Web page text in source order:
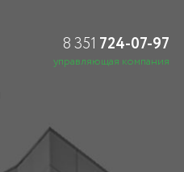
8 351 724-07-97
управляющая компания